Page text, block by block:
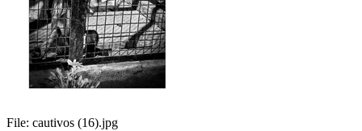
File: cautivos (16).jpg